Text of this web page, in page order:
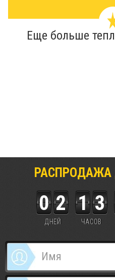
Еще больше
РАСПРОДАЖА
0 2
ДНЕЙ
1 3
ЧАСОВ